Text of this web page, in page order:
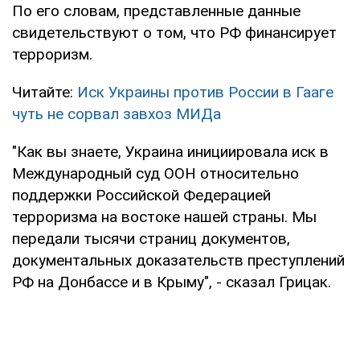
По его словам, представленные данные
свидетельствуют о том, что РФ финансирует
терроризм.
Читайте: Иск Украины против России в Гааге
чуть не сорвал завхоз МИДа
"Как вы знаете, Украина инициировала иск в
Международный суд ООН относительно
поддержки Российской Федерацией
терроризма на востоке нашей страны. Мы
передали тысячи страниц документов,
документальных доказательств преступлений
РФ на Донбассе и в Крыму", - сказал Грицак.